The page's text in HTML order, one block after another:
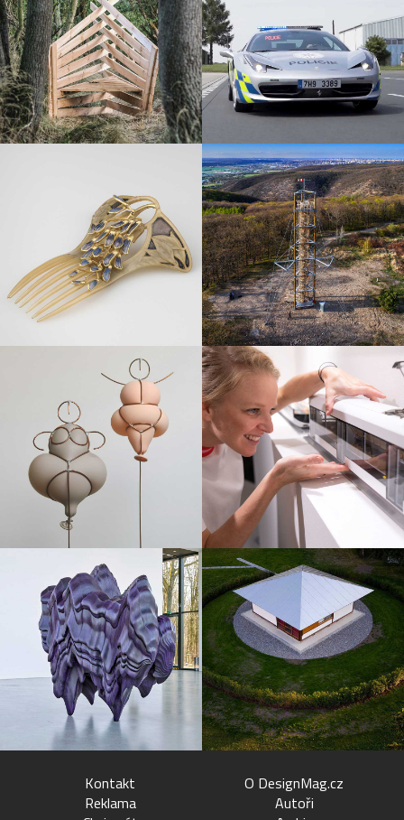
Kontakt
Reklama
O DesignMag.cz
Autoři